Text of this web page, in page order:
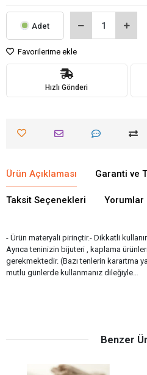
Adet
Favorilerime ekle
Hızlı Gönderi
Ürün Açıklaması Garanti ve
Taksit Seçenekleri Yorumlar
- Ürün materyali pirinçtir.- Dikkatli
Ayrıca teninizin bijuteri , kaplama
gerekmektedir. (Bazı tenlerin karartma
mutlu günlerde kullanmanız dileğiyle…
Benzer